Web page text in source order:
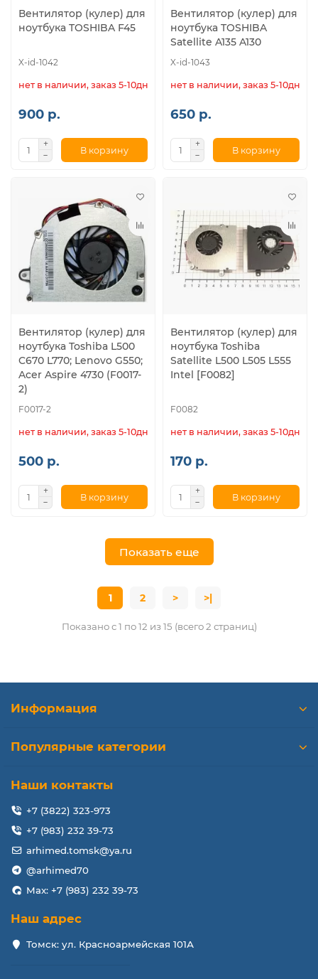
Вентилятор (кулер) для
ноутбука TOSHIBA F45
X-id-1042
нет в наличии, заказ 5-10дн.
900 р.
В корзину
Вентилятор (кулер) для
ноутбука TOSHIBA
Satellite A135 A130
X-id-1043
нет в наличии, заказ 5-10дн.
650 р.
В корзину
Вентилятор (кулер) для
ноутбука Toshiba L500
C670 L770; Lenovo G550;
Acer Aspire 4730 (F0017-
2)
F0017-2
нет в наличии, заказ 5-10дн.
500 р.
В корзину
Вентилятор (кулер) для
ноутбука Toshiba
Satellite L500 L505 L555
Intel [F0082]
F0082
нет в наличии, заказ 5-10дн.
170 р.
В корзину
Показать еще
1 2 > >|
Показано с 1 по 12 из 15 (всего 2 страниц)
Информация
Популярные категории
Наши контакты
+7 (3822) 323-973
+7 (983) 232 39-73
arhimed.tomsk@ya.ru
@arhimed70
Max: +7 (983) 232 39-73
Наш адрес
Томск: ул. Красноармейская 101А